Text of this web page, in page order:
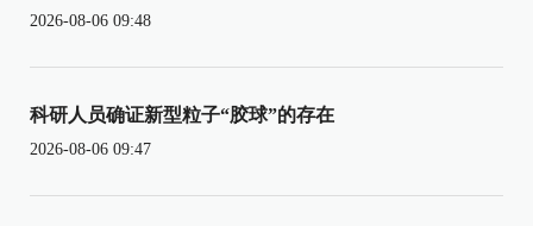
2026-08-06 09:48
科研人员确证新型粒子“胶球”的存在
2026-08-06 09:47